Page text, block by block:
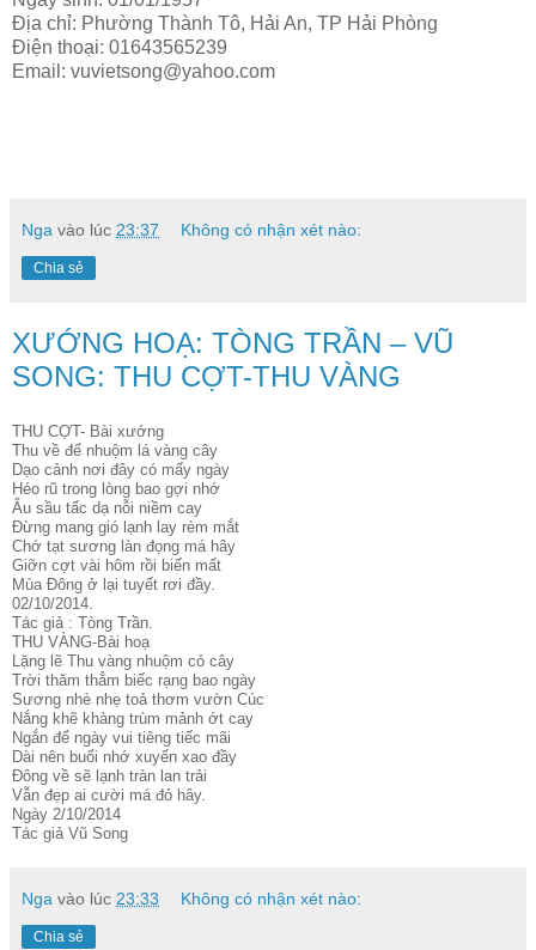
Địa chỉ: Phường Thành Tô, Hải An, TP Hải Phòng
Điện thoại: 01643565239
Email: vuvietsong@yahoo.com
Nga vào lúc 23:37 Không có nhận xét nào:
Chia sẻ
XƯỚNG HOẠ: TÒNG TRẦN – VŨ
SONG: THU CỢT-THU VÀNG
THU CỢT- Bài xướng
Thu về để nhuộm lá vàng cây
Dạo cảnh nơi đây có mấy ngày
Héo rũ trong lòng bao gợi nhớ
Âu sầu tấc dạ nỗi niềm cay
Đừng mang gió lạnh lay rèm mắt
Chớ tạt sương làn đọng má hây
Giỡn cợt vài hôm rồi biến mất
Mùa Đông ở lại tuyết rơi đầy.
02/10/2014.
Tác giả : Tòng Trần.
THU VÀNG-Bài hoạ
Lặng lẽ Thu vàng nhuộm cỏ cây
Trời thăm thẳm biếc rạng bao ngày
Sương nhè nhẹ toả thơm vườn Cúc
Nắng khẽ khàng trùm mảnh ớt cay
Ngắn để ngày vui tiêng tiếc mãi
Dài nên buổi nhớ xuyến xao đầy
Đông về sẽ lạnh tràn lan trải
Vẫn đẹp ai cười má đỏ hây.
Ngày 2/10/2014
Tác giả Vũ Song
Nga vào lúc 23:33 Không có nhận xét nào:
Chia sẻ